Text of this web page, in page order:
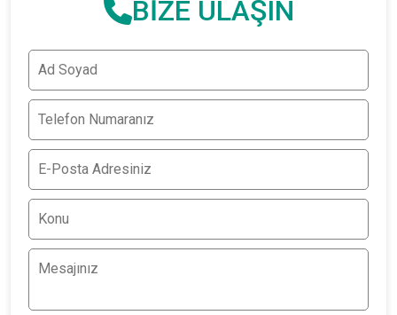
BİZE ULAŞIN